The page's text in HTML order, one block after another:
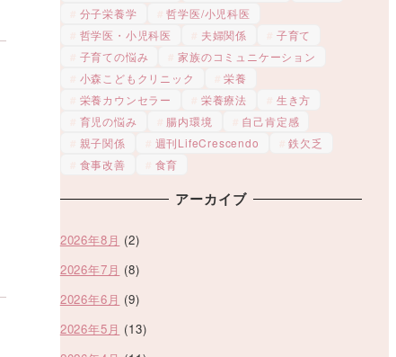
分子栄養学
哲学医/小児科医
哲学医・小児科医
夫婦関係
子育て
子育ての悩み
家族のコミュニケーション
小森こどもクリニック
栄養
栄養カウンセラー
栄養療法
生き方
育児の悩み
腸内環境
自己肯定感
親子関係
週刊LifeCrescendo
鉄欠乏
食事改善
食育
アーカイブ
2026年8月 (2)
2026年7月 (8)
2026年6月 (9)
2026年5月 (13)